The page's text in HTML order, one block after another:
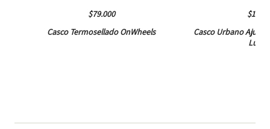
$79.000
Casco Termosellado OnWheels
Casco Urbano
Luz